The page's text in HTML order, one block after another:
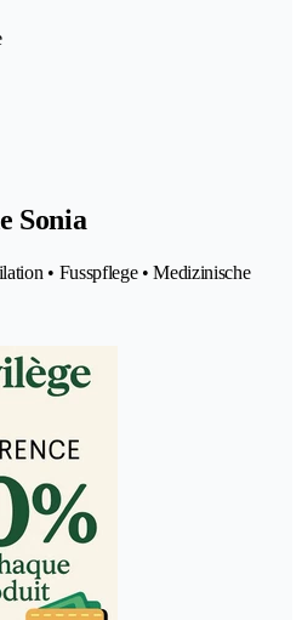
Sonia
• Fusspflege • Medizinische